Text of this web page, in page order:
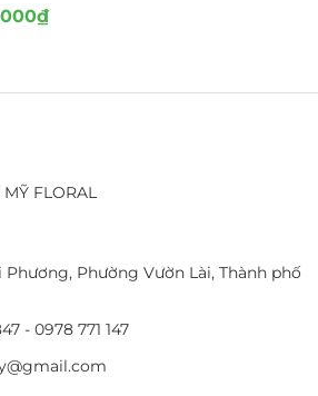
₫
FLORAL
Phương, Phường Vườn Lài, Thành phố
- 0978 771 147